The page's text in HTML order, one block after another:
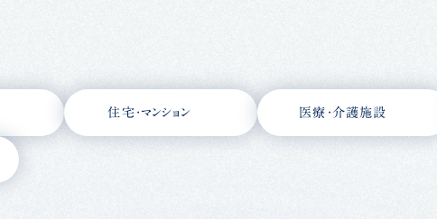
住宅・マンション 医療・介護施設